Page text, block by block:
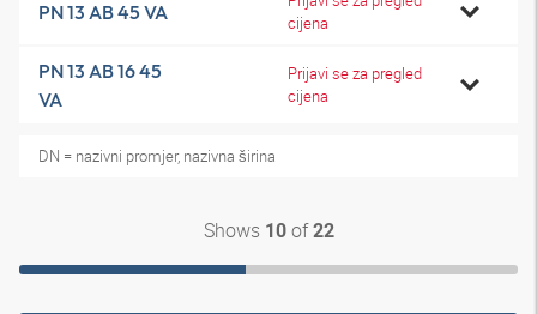
PN 13 AB 45 VA
cijena
PN 13 AB 16 45
VA
Prijavi se za pregled
cijena
DN = nazivni promjer, nazivna širina
Shows 10of22